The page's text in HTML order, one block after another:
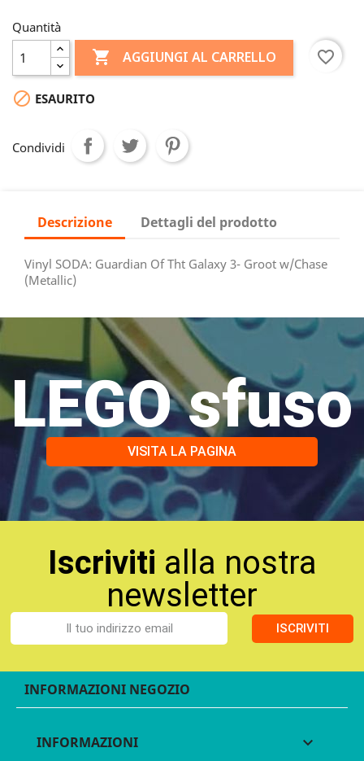
Quantità
 AGGIUNGI AL CARRELLO favorite_border
 ESAURITO
Condividi
Descrizione Dettagli del prodotto
Vinyl SODA: Guardian Of Tht Galaxy 3- Groot w/Chase
(Metallic)
LEGO sfuso
VISITA LA PAGINA
Iscriviti alla nostra
newsletter
ISCRIVITI
INFORMAZIONI NEGOZIO
INFORMAZIONI 